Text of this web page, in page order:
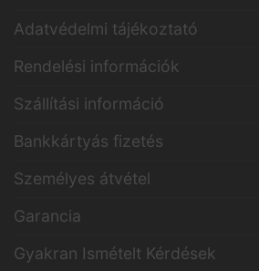
Adatvédelmi tájékoztató
Rendelési információk
Szállítási információ
Bankkártyás fizetés
Személyes átvétel
Garancia
Gyakran Ismételt Kérdések